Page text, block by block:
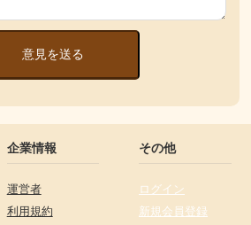
意見を送る
企業情報
運営者
利用規約
その他
ログイン
新規会員登録